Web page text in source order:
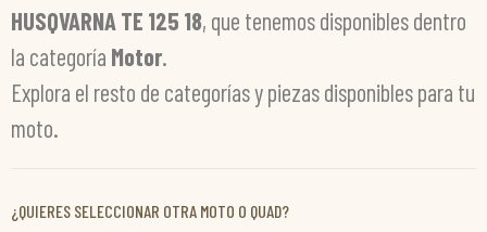
HUSQVARNA TE 125 18, que tenemos disponibles dentro
la categoría Motor.
Explora el resto de categorías y piezas disponibles para tu
moto.
¿QUIERES SELECCIONAR OTRA MOTO O QUAD?